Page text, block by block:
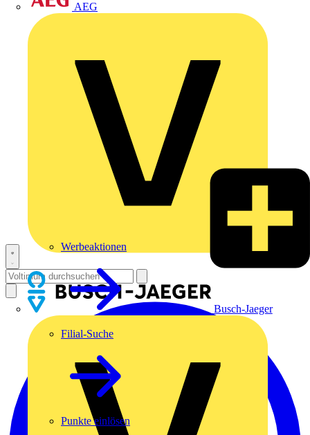
AEG
Busch-Jaeger
Werbeaktionen
Filial-Suche
Punkte einlösen